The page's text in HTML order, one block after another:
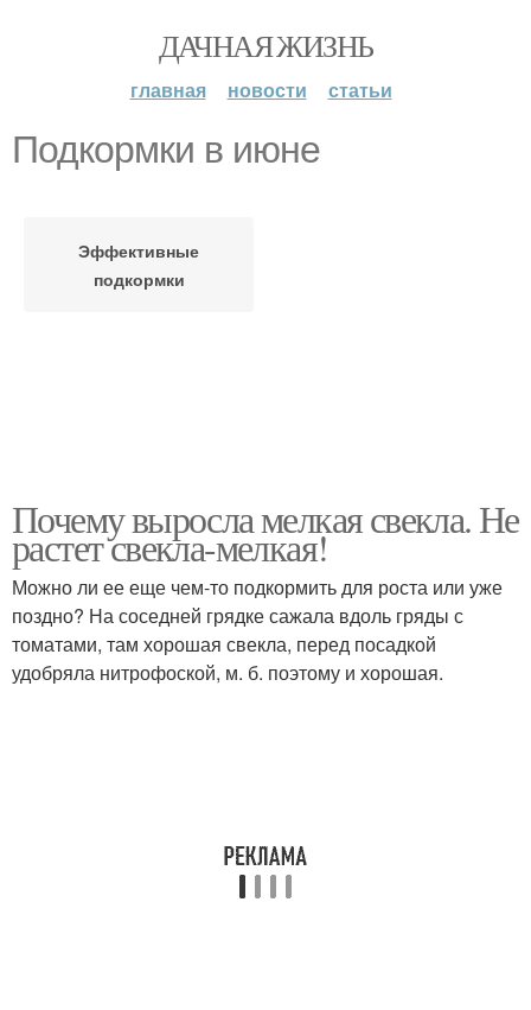
ДАЧНАЯ ЖИЗНЬ
главная новости статьи
Подкормки в июне
Эффективные
подкормки
Почему выросла мелкая свекла. Не
растет свекла-мелкая!
Можно ли ее еще чем-то подкормить для роста или уже
поздно? На соседней грядке сажала вдоль гряды с
томатами, там хорошая свекла, перед посадкой
удобряла нитрофоской, м. б. поэтому и хорошая.